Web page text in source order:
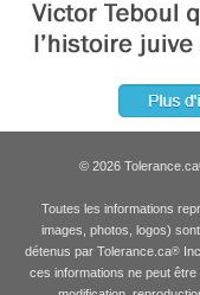
© 2026 Tolerance.ca
Toutes les informations
images, photos, logos)
détenus par Tolerance.ca®
ces informations ne peut